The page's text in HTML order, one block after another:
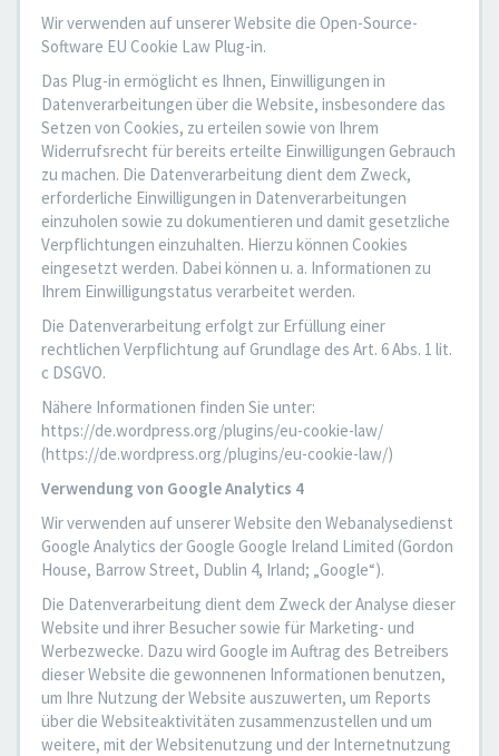
Wir verwenden auf unserer Website die Open-Source-
Software EU Cookie Law Plug-in.
Das Plug-in ermöglicht es Ihnen, Einwilligungen in
Datenverarbeitungen über die Website, insbesondere das
Setzen von Cookies, zu erteilen sowie von Ihrem
Widerrufsrecht für bereits erteilte Einwilligungen Gebrauch
zu machen. Die Datenverarbeitung dient dem Zweck,
erforderliche Einwilligungen in Datenverarbeitungen
einzuholen sowie zu dokumentieren und damit gesetzliche
Verpflichtungen einzuhalten. Hierzu können Cookies
eingesetzt werden. Dabei können u. a. Informationen zu
Ihrem Einwilligungstatus verarbeitet werden.
Die Datenverarbeitung erfolgt zur Erfüllung einer
rechtlichen Verpflichtung auf Grundlage des Art. 6 Abs. 1 lit.
c DSGVO.
Nähere Informationen finden Sie unter:
https://de.wordpress.org/plugins/eu-cookie-law/
(https://de.wordpress.org/plugins/eu-cookie-law/)
Verwendung von Google Analytics 4
Wir verwenden auf unserer Website den Webanalysedienst
Google Analytics der Google Google Ireland Limited (Gordon
House, Barrow Street, Dublin 4, Irland; „Google“).
Die Datenverarbeitung dient dem Zweck der Analyse dieser
Website und ihrer Besucher sowie für Marketing- und
Werbezwecke. Dazu wird Google im Auftrag des Betreibers
dieser Website die gewonnenen Informationen benutzen,
um Ihre Nutzung der Website auszuwerten, um Reports
über die Websiteaktivitäten zusammenzustellen und um
weitere, mit der Websitenutzung und der Internetnutzung